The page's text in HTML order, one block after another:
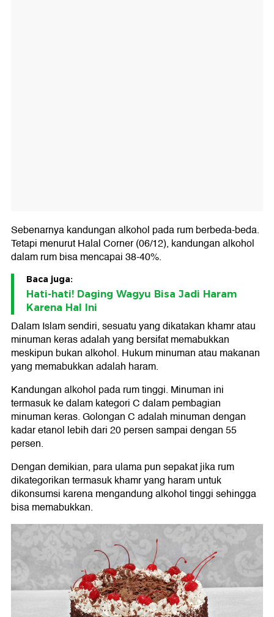
Sebenarnya kandungan alkohol pada rum berbeda-beda.
Tetapi menurut Halal Corner (06/12), kandungan alkohol
dalam rum bisa mencapai 38-40%.
Baca juga:
Hati-hati! Daging Wagyu Bisa Jadi Haram
Karena Hal Ini
Dalam Islam sendiri, sesuatu yang dikatakan khamr atau
minuman keras adalah yang bersifat memabukkan
meskipun bukan alkohol. Hukum minuman atau makanan
yang memabukkan adalah haram.
Kandungan alkohol pada rum tinggi. Minuman ini
termasuk ke dalam kategori C dalam pembagian
minuman keras. Golongan C adalah minuman dengan
kadar etanol lebih dari 20 persen sampai dengan 55
persen.
Dengan demikian, para ulama pun sepakat jika rum
dikategorikan termasuk khamr yang haram untuk
dikonsumsi karena mengandung alkohol tinggi sehingga
bisa memabukkan.